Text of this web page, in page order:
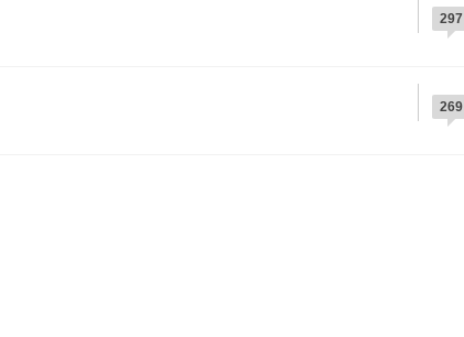
297
269